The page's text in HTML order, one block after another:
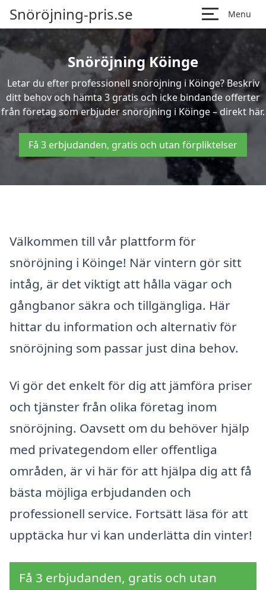
Snöröjning-pris.se Menu
Snöröjning Köinge
Letar du efter professionell snöröjning i Köinge? Beskriv
ditt behov och hämta 3 gratis och icke bindande offerter
från företag som erbjuder snöröjning i Köinge – direkt här.
Få 3 erbjudanden, gratis och utan förpliktelser
Välkommen till vår plattform för
snöröjning i Köinge! När vintern gör sitt
intåg, är det viktigt att hålla vägar och
gångbanor säkra och tillgängliga. Här
hittar du information och alternativ för
snöröjning som passar just dina behov.
Vi gör det enkelt för dig att jämföra priser
och tjänster från olika företag inom
snöröjning. Oavsett om du behöver hjälp
med privategendom eller offentliga
områden, är vi här för att hjälpa dig att få
bästa möjliga erbjudanden och
professionell service. Fortsätt läsa för att
upptäcka hur vi kan underlätta din vinter!
Få 3 erbjudanden, gratis och utan